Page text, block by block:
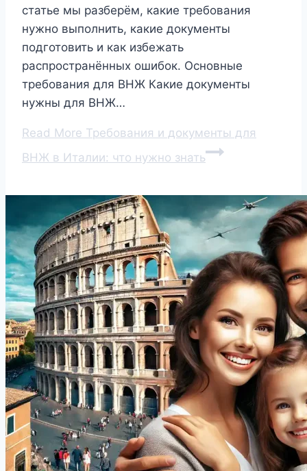
статье мы разберём, какие требования
нужно выполнить, какие документы
подготовить и как избежать
распространённых ошибок. Основные
требования для ВНЖ Какие документы
нужны для ВНЖ…
Read More Требования и документы для
ВНЖ в Италии: что нужно знать